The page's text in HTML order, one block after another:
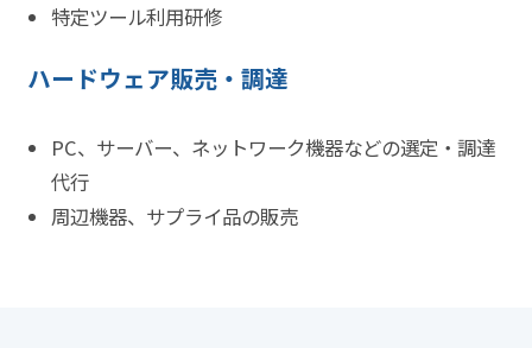
特定ツール利用研修
ハードウェア販売・調達
PC、サーバー、ネットワーク機器などの選定・調達
代行
周辺機器、サプライ品の販売